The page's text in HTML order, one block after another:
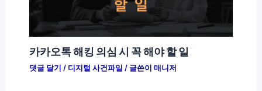
카카오톡 해킹 의심 시 꼭 해야 할 일
댓글 달기 / 디지털 사건파일 / 글쓴이 매니저